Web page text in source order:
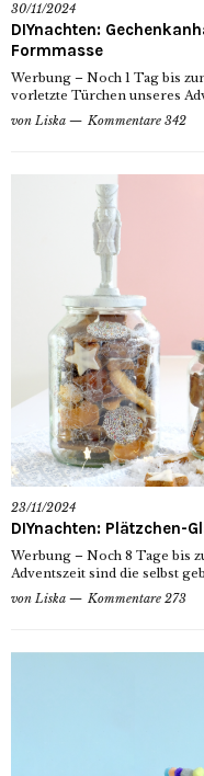
30/11/2024
DIYnachten:
Formmasse
Werbung – Noch 1 Tag bis
vorletzte Türchen unseres
von Liska Kommentare 342
23/11/2024
DIYnachten: Plätzchen-
Werbung – Noch 8 Tage bis
Adventszeit sind die selbst
von Liska Kommentare 273